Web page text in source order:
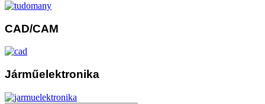
CAD/CAM
Járműelektronika